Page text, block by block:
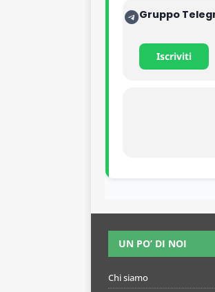
Gruppo
Iscriviti
UN PO’ DI NOI
Chi siamo